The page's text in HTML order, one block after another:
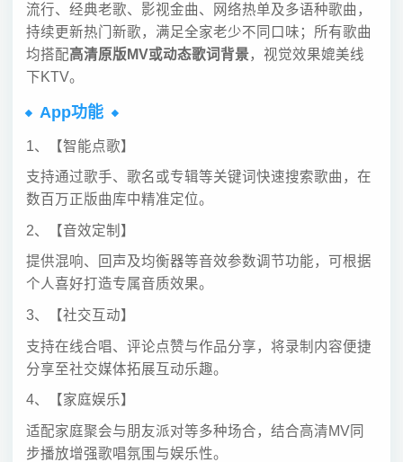
流行、经典老歌、影视金曲、网络热单及多语种歌曲，
持续更新热门新歌，满足全家老少不同口味；所有歌曲
均搭配高清原版MV或动态歌词背景，视觉效果媲美线
下KTV。
App功能
1、【智能点歌】
支持通过歌手、歌名或专辑等关键词快速搜索歌曲，在
数百万正版曲库中精准定位。
2、【音效定制】
提供混响、回声及均衡器等音效参数调节功能，可根据
个人喜好打造专属音质效果。
3、【社交互动】
支持在线合唱、评论点赞与作品分享，将录制内容便捷
分享至社交媒体拓展互动乐趣。
4、【家庭娱乐】
适配家庭聚会与朋友派对等多种场合，结合高清MV同
步播放增强歌唱氛围与娱乐性。